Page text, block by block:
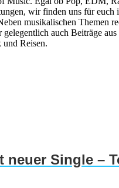
wir finden uns für euch
musikalischen Themen
auch Beiträge aus
und Reisen.
neuer Single –